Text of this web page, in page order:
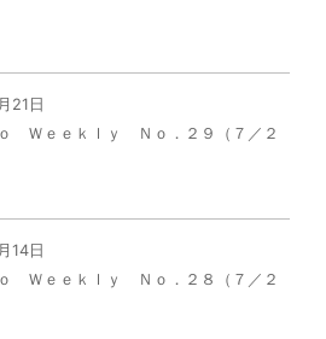
21日
Ｗｅｅｋｌｙ Ｎｏ．２９（７／２
14日
Ｗｅｅｋｌｙ Ｎｏ．２８（７／２